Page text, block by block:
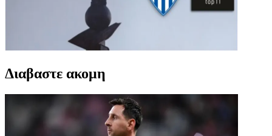
Διαβαστε ακομη